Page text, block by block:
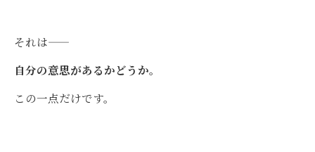
それは——
自分の意思があるかどうか。
この一点だけです。